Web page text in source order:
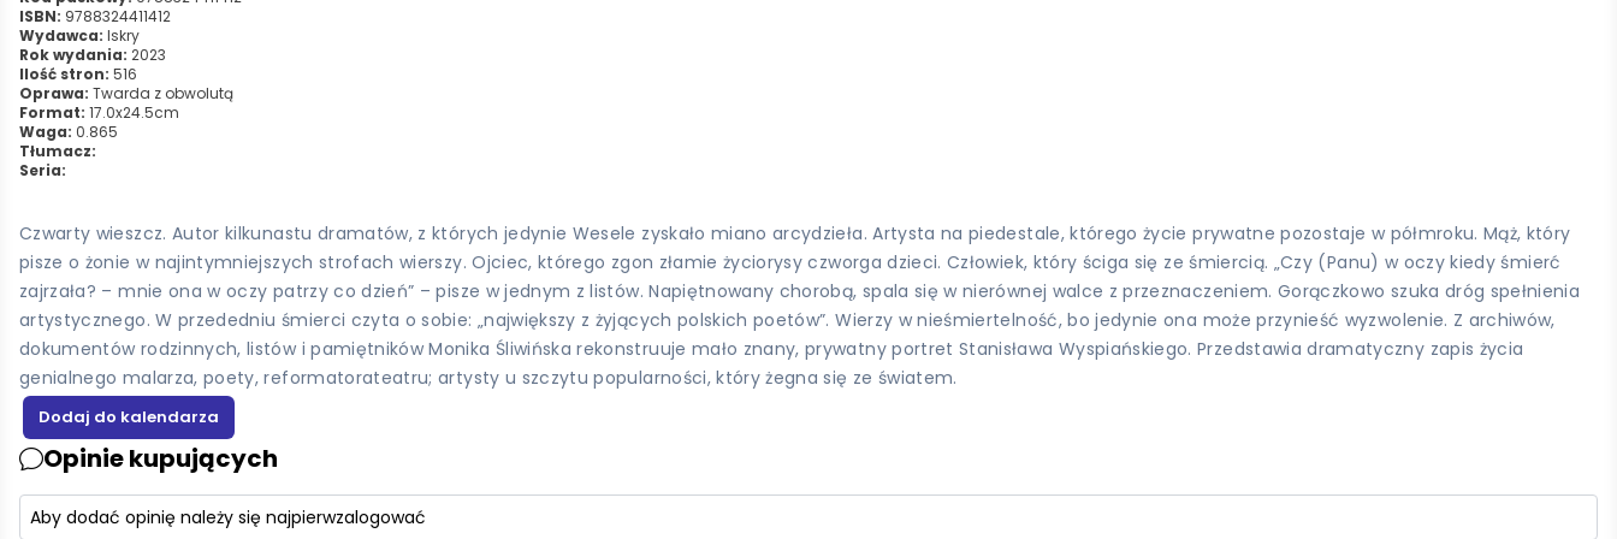
ISBN: 9788324411412
Wydawca: Iskry
Rok wydania: 2023
Ilość stron: 516
Oprawa: Twarda z obwolutą
Format: 17.0x24.5cm
Waga: 0.865
Tłumacz:
Seria:
Czwarty wieszcz. Autor kilkunastu dramatów, z których jedynie Wesele zyskało miano arcydzieła. Artysta na piedestale, którego życie prywatne pozostaje w półmroku. Mąż, który
pisze o żonie w najintymniejszych strofach wierszy. Ojciec, którego zgon złamie życiorysy czworga dzieci. Człowiek, który ściga się ze śmiercią. „Czy (Panu) w oczy kiedy śmierć
zajrzała? – mnie ona w oczy patrzy co dzień” – pisze w jednym z listów. Napiętnowany chorobą, spala się w nierównej walce z przeznaczeniem. Gorączkowo szuka dróg spełnienia
artystycznego. W przededniu śmierci czyta o sobie: „największy z żyjących polskich poetów”. Wierzy w nieśmiertelność, bo jedynie ona może przynieść wyzwolenie. Z archiwów,
dokumentów rodzinnych, listów i pamiętników Monika Śliwińska rekonstruuje mało znany, prywatny portret Stanisława Wyspiańskiego. Przedstawia dramatyczny zapis życia
genialnego malarza, poety, reformatorateatru; artysty u szczytu popularności, który żegna się ze światem.
Opinie kupujących
Aby dodać opinię należy się najpierwzalogować